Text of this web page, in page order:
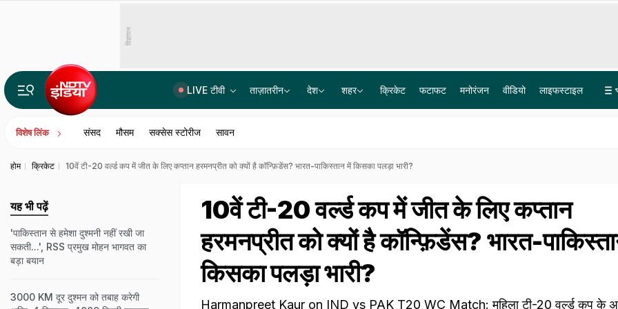
विज्ञापन
LIVE टीवी ताज़ातरीन देश शहर क्रिकेट फटाफट मनोरंजन वीडियो लाइफस्टाइल
विशेष लिंक संसद मौसम सक्सेस स्टोरीज सावन
होम क्रिकेट 10वें टी-20 वर्ल्ड कप में जीत के लिए कप्तान हरमनप्रीत को क्यों है कॉन्फ़िडेंस? भारत-पाकिस्तान में किसका पलड़ा भारी?
10वें टी-20 वर्ल्ड कप में जीत के लिए कप्तान
हरमनप्रीत को क्यों है कॉन्फ़िडेंस? भारत-
किसका पलड़ा भारी?
Harmanpreet Kaur on IND vs PAK T20 WC Match: महिला टी-20 वर्ल्ड कप के
यह भी पढ़ें
'पाकिस्तान से हमेशा दुश्मनी नहीं रखी जा
सकती...', RSS प्रमुख मोहन भागवत का
बड़ा बयान
3000 KM दूर दुश्मन को तबाह करेगी